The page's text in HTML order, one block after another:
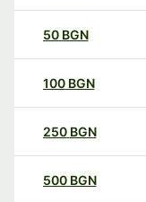
50 BGN
100 BGN
250 BGN
500 BGN